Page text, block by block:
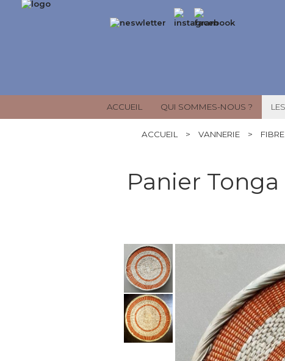
ACCUEIL QUI SOMMES-NOUS ?
ACCUEIL > VANNERIE >
Panier